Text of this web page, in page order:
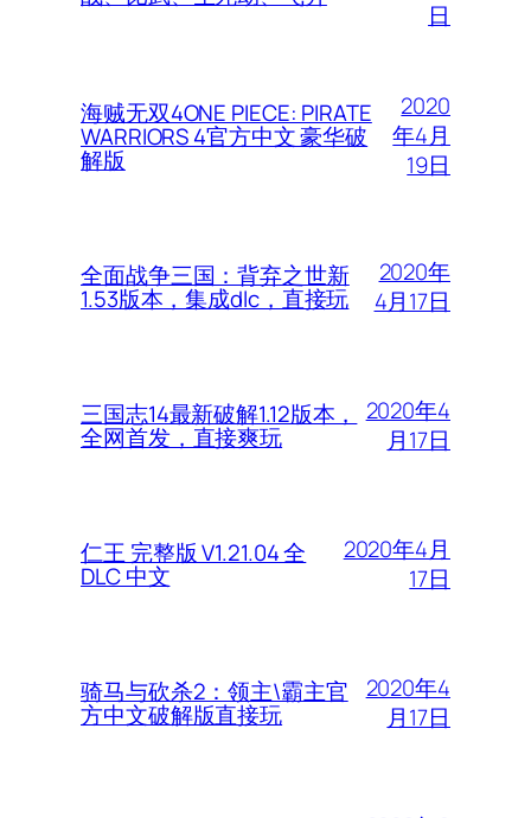
日
海贼无双4ONE PIECE: PIRATE
WARRIORS 4官方中文 豪华破
解版
2020
年4月
19日
全面战争三国：背弃之世新
1.53版本，集成dlc，直接玩
2020年
4月17日
三国志14最新破解1.12版本，
全网首发，直接爽玩
2020年4
月17日
仁王 完整版 V1.21.04 全
DLC 中文
2020年4月
17日
骑马与砍杀2：领主\霸主官
方中文破解版直接玩
2020年4
月17日